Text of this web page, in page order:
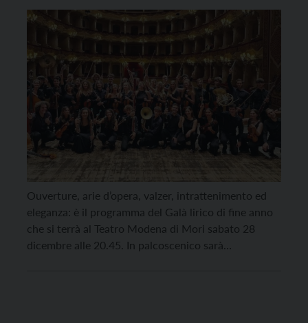
Ouverture, arie d’opera, valzer, intrattenimento ed
eleganza: è il programma del Galà lirico di fine anno
che si terrà al Teatro Modena di Mori sabato 28
dicembre alle 20.45. In palcoscenico sarà